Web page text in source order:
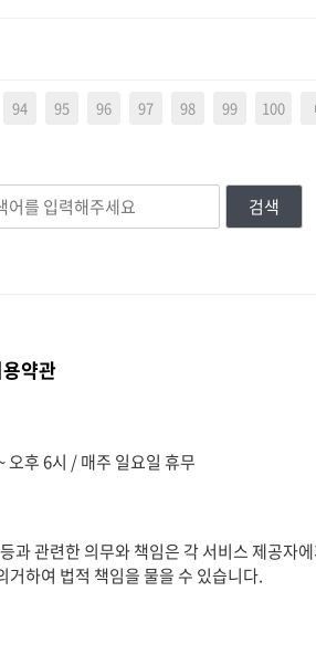
94 95 96 97 98 99 100
검색
약관
오후 6시 / 매주 일요일 휴무
과 관련한 의무와 책임은 각 서비스 제공자
하여 법적 책임을 물을 수 있습니다.